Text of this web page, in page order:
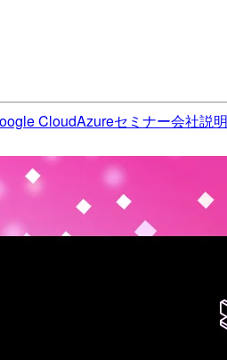
CloudAzureセミナー会社説